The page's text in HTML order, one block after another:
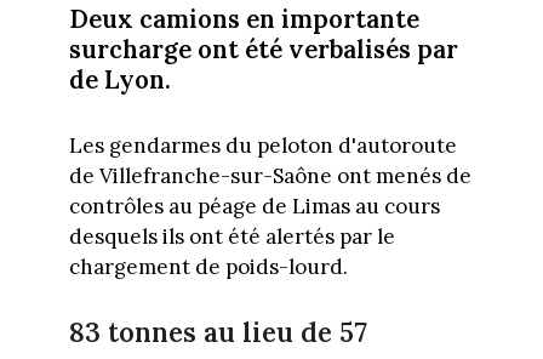
Deux camions en importante
surcharge ont été verbalisés par
de Lyon.
Les gendarmes du peloton d'autoroute
de Villefranche-sur-Saône ont menés de
contrôles au péage de Limas au cours
desquels ils ont été alertés par le
chargement de poids-lourd.
83 tonnes au lieu de 57